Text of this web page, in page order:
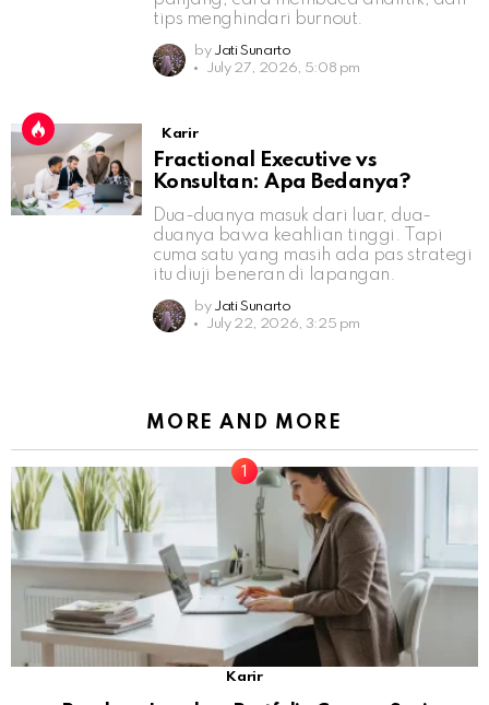
tips menghindari burnout.
by Jati Sunarto
July 27, 2026, 5:08 pm
Karir
Fractional Executive vs
Konsultan: Apa Bedanya?
Dua-duanya masuk dari luar, dua-
duanya bawa keahlian tinggi. Tapi
cuma satu yang masih ada pas strategi
itu diuji beneran di lapangan.
by Jati Sunarto
July 22, 2026, 3:25 pm
MORE AND MORE
Karir